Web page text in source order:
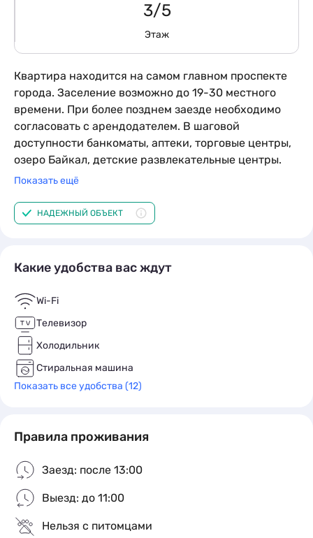
3/5
Этаж
Квартира находится на самом главном проспекте
города. Заселение возможно до 19-30 местного
времени. При более позднем заезде необходимо
согласовать с арендодателем. В шаговой
доступности банкоматы, аптеки, торговые центры,
озеро Байкал, детские развлекательные центры.
Поможем с организацией выезда на термальные
Показать ещё
НАДЕЖНЫЙ ОБЪЕКТ
Какие удобства вас ждут
Wi-Fi
Телевизор
Холодильник
Стиральная машина
Показать все удобства (12)
Правила проживания
Заезд: после 13:00
Выезд: до 11:00
Нельзя с питомцами